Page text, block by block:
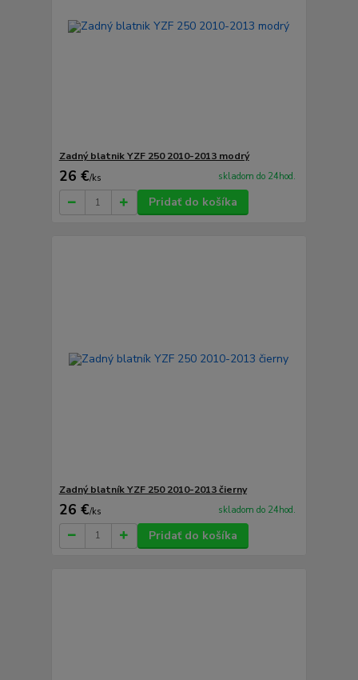
Zadný blatnik YZF 250 2010-2013 modrý
26 €/ks skladom do 24hod.
Pridať do košíka
Zadný blatník YZF 250 2010-2013 čierny
26 €/ks skladom do 24hod.
Pridať do košíka